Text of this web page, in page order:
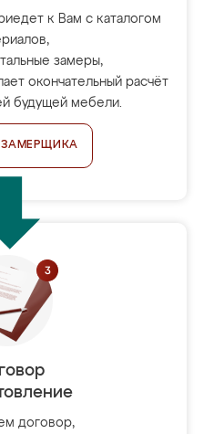
к Вам с каталогом
замеры,
окончательный расчёт
будущей мебели.
ЗАМЕРЩИКА
договор,